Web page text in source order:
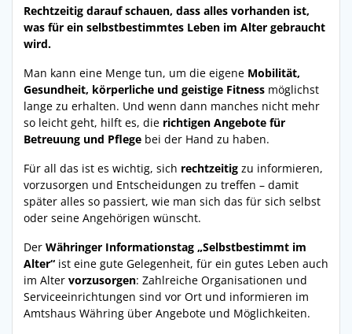
Rechtzeitig darauf schauen, dass alles vorhanden ist,
was für ein selbstbestimmtes Leben im Alter gebraucht
wird.
Man kann eine Menge tun, um die eigene Mobilität,
Gesundheit, körperliche und geistige Fitness möglichst
lange zu erhalten. Und wenn dann manches nicht mehr
so leicht geht, hilft es, die richtigen Angebote für
Betreuung und Pflege bei der Hand zu haben.
Für all das ist es wichtig, sich rechtzeitig zu informieren,
vorzusorgen und Entscheidungen zu treffen – damit
später alles so passiert, wie man sich das für sich selbst
oder seine Angehörigen wünscht.
Der Währinger Informationstag „Selbstbestimmt im
Alter“ ist eine gute Gelegenheit, für ein gutes Leben auch
im Alter vorzusorgen: Zahlreiche Organisationen und
Serviceeinrichtungen sind vor Ort und informieren im
Amtshaus Währing über Angebote und Möglichkeiten.